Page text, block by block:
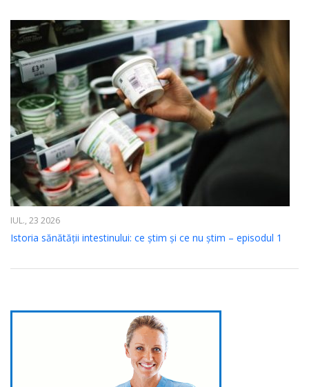
IUL., 23 2026
Istoria sănătății intestinului: ce știm și ce nu știm – episodul 1